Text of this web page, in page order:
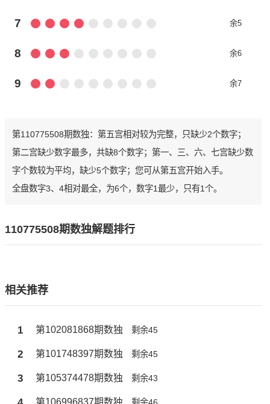
7 余5
8 余6
9 余7
第110775508期数独：第五宫相对较为完整，只缺少2个数字；
第二宫缺少数字最多，共缺8个数字；第一、三、六、七宫缺少数
字个数较为平均，缺少5个数字；您可从第五宫开始入手。
全盘数字3、4相对最全，为6个，数字1最少，只有1个。
110775508期数独解题排行
相关推荐
1 第102081868期数独 剩余45
2 第101748397期数独 剩余45
3 第105374478期数独 剩余43
第106996837期数独